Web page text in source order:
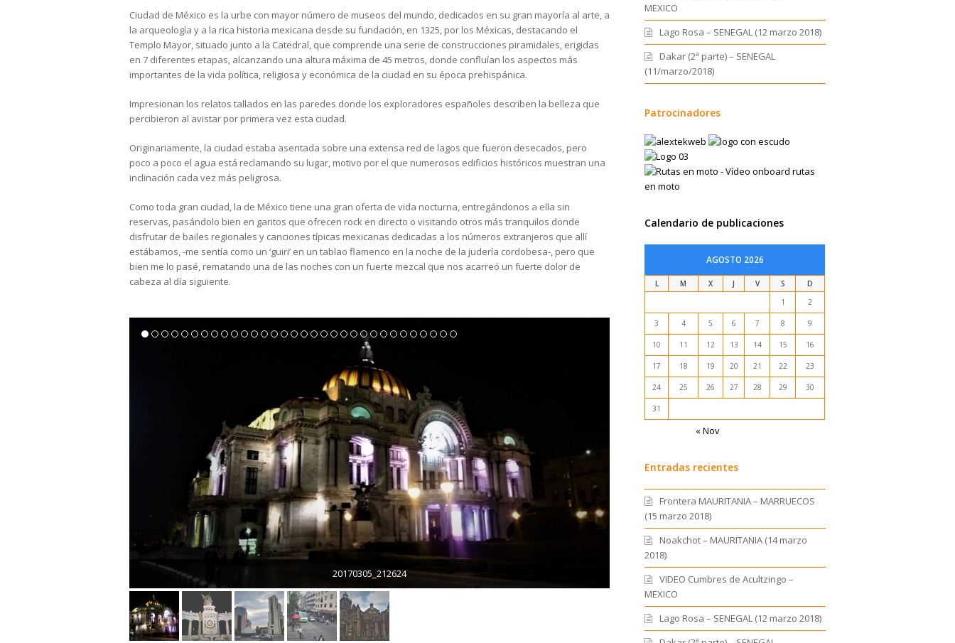
Ciudad de México es la urbe con mayor número de museos del mundo, dedicados en su gran mayoría al arte, a
la arqueología y a la rica historia mexicana desde su fundación, en 1325, por los Méxicas, destacando el
Templo Mayor, situado junto a la Catedral, que comprende una serie de construcciones piramidales, erigidas
en 7 diferentes etapas, alcanzando una altura máxima de 45 metros, donde confluían los aspectos más
importantes de la vida política, religiosa y económica de la ciudad en su época prehispánica.
Impresionan los relatos tallados en las paredes donde los exploradores españoles describen la belleza que
percibieron al avistar por primera vez esta ciudad.
Originariamente, la ciudad estaba asentada sobre una extensa red de lagos que fueron desecados, pero
poco a poco el agua está reclamando su lugar, motivo por el que numerosos edificios históricos muestran una
inclinación cada vez más peligrosa.
Como toda gran ciudad, la de México tiene una gran oferta de vida nocturna, entregándonos a ella sin
reservas, pasándolo bien en garitos que ofrecen rock en directo o visitando otros más tranquilos donde
disfrutar de bailes regionales y canciones típicas mexicanas dedicadas a los números extranjeros que allí
estábamos, -me sentía como un ‘guiri’ en un tablao flamenco en la noche de la judería cordobesa-, pero que
bien me lo pasé, rematando una de las noches con un fuerte mezcal que nos acarreó un fuerte dolor de
cabeza al día siguiente.
MEXICO
Lago Rosa – SENEGAL (12 marzo 2018)
Dakar (2ª parte) – SENEGAL
(11/marzo/2018)
Patrocinadores
Calendario de publicaciones
AGOSTO 2026
L M X J V S
D
1
2
3 4 5 6 7 8 9
10 11 12 13 14 15 16
17 18 19 20 21 22 23
24 25 26 27 28 29 30
31
« Nov
Entradas recientes
Frontera MAURITANIA – MARRUECOS
(15 marzo 2018)
Noakchot – MAURITANIA (14 marzo
2018)
VIDEO Cumbres de Acultzingo –
MEXICO
Lago Rosa – SENEGAL (12 marzo 2018)